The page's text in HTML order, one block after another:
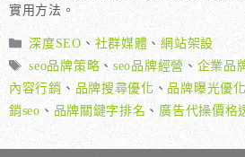
實用方法。
分
深度SEO 、 社群媒體 、網站架設
標
籤
seo品牌策略 、 seo品牌經營 、 企業品
內容行銷 、 品牌搜尋優化 、 品牌曝光優化
銷seo 、 品牌關鍵字排名 、 廣告代操價格